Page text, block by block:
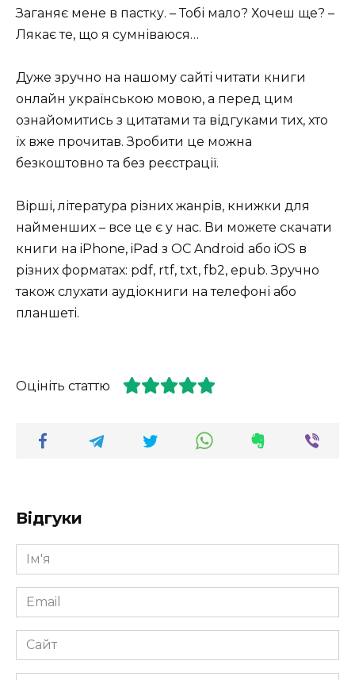
Заганяє мене в пастку. – Тобі мало? Хочеш ще? –
Лякає те, що я сумніваюся…
Дуже зручно на нашому сайті читати книги
онлайн українською мовою, а перед цим
ознайомитись з цитатами та відгуками тих, хто
їх вже прочитав. Зробити це можна
безкоштовно та без реєстрації.
Вірші, література різних жанрів, книжки для
найменших – все це є у нас. Ви можете скачати
книги на iPhone, iPad з ОС Android або iOS в
різних форматах: pdf, rtf, txt, fb2, epub. Зручно
також слухати аудіокниги на телефоні або
планшеті.
Оцініть статтю
Відгуки
Ім'я
*
Email
*
Сайт